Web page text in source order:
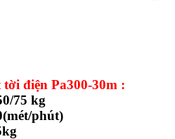
tời điện Pa300-30m :
75 kg
phút)